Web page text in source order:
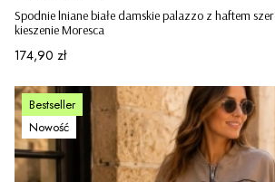
Spodnie lniane białe damskie palazzo z haftem
kieszenie Moresca
Cena
174,90 zł
Bestseller
Nowość